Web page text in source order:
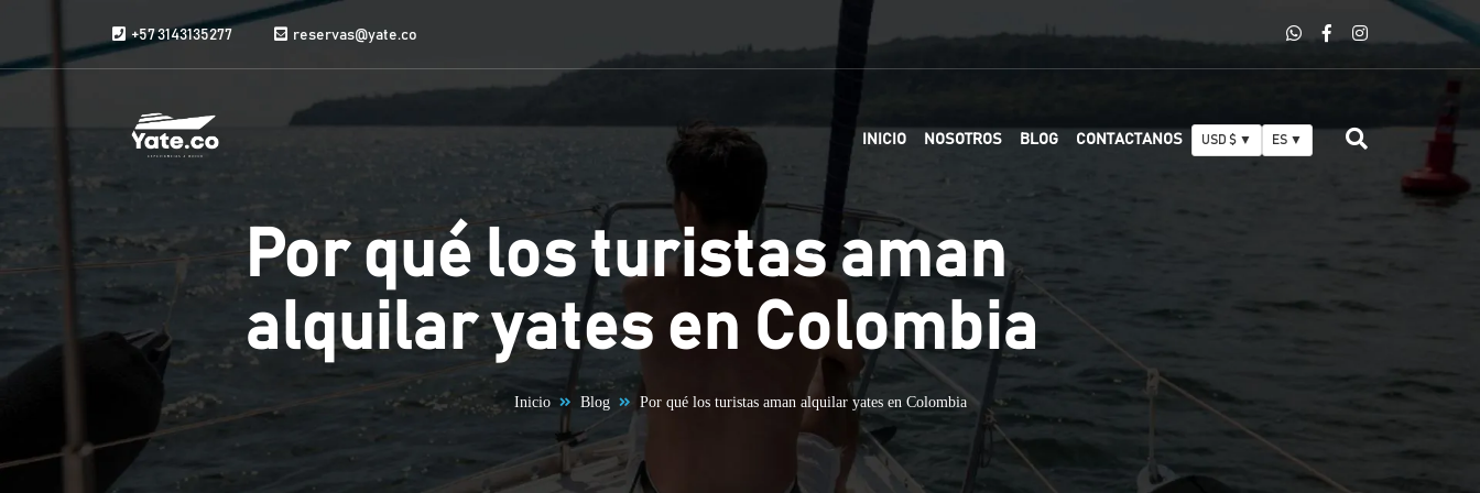
+57 3143135277 reservas@yate.co
INICIO NOSOTROS BLOG CONTACTANOS USD $ ▼ ES ▼
Por qué los turistas aman
alquilar yates en Colombia
Inicio Blog Por qué los turistas aman alquilar yates en Colombia